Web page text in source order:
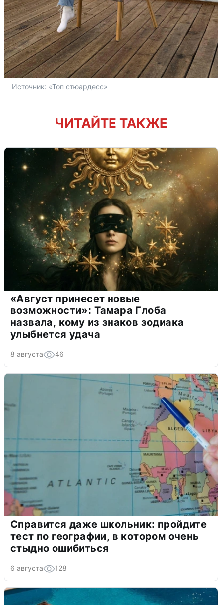
Источник: «Топ стюардесс»
ЧИТАЙТЕ ТАКЖЕ
«Август принесет новые
возможности»: Тамара Глоба
назвала, кому из знаков зодиака
улыбнется удача
8 августа 46
Справится даже школьник: пройдите
тест по географии, в котором очень
стыдно ошибиться
6 августа 128